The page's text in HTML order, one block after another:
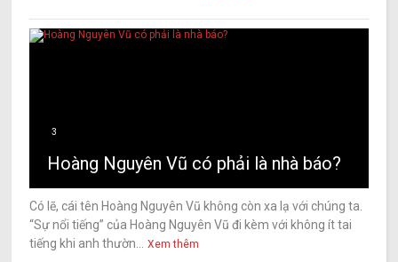
3
Hoàng Nguyên Vũ có phải là nhà báo?
Có lẽ, cái tên Hoàng Nguyên Vũ không còn xa lạ với chúng ta.
“Sự nổi tiếng” của Hoàng Nguyên Vũ đi kèm với không ít tai
tiếng khi anh thườn...
Xem thêm